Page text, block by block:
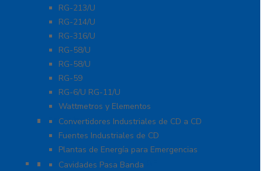
RG-213/U
RG-214/U
RG-316/U
RG-58/U
RG-58/U
RG-59
RG-6/U RG-11/U
Wattmetros y Elementos
Energía
Convertidores Industriales de CD a CD
Fuentes Industriales de CD
Plantas de Energía para Emergencias
Filtros y Sistemas en RF
Cavidades Pasa Banda